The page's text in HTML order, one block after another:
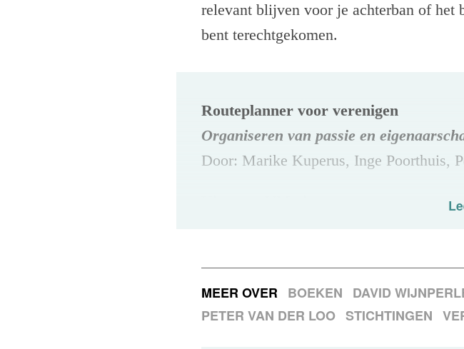
relevant blijven voor je achterban of het
bent terechtgekomen.
Routeplanner voor verenigen
Organiseren van passie en
Door: Marike Kuperus, Inge Poorthuis,
MEER OVER BOEKEN DAVID
PETER VAN DER LOO STICHTINGEN